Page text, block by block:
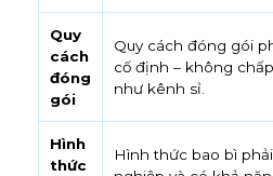
Quy
cách
đóng
gói
Quy cách đóng gói
cố định – không
như kênh sỉ.
Hình
thức
Hình thức bao bì